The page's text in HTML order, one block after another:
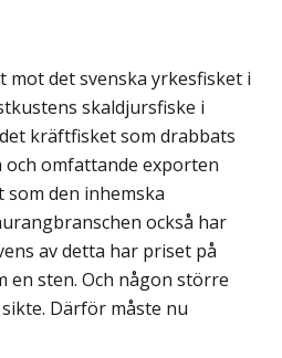
mot det svenska yrkesfisket i
skaldjursfiske i
kräftfisket som drabbats
och omfattande exporten
den inhemska
också har
av detta har priset på
en sten. Och någon större
Därför måste nu